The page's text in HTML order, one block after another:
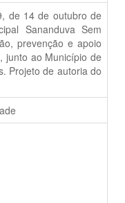
de 14 de outubro de
Sananduva Sem
prevenção e apoio
junto ao Município de
Projeto de autoria do